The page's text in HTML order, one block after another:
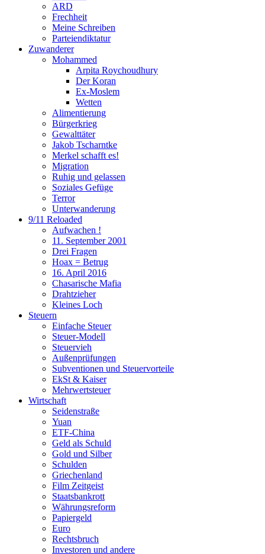
ARD
Frechheit
Meine Schreiben
Parteiendiktatur
Zuwanderer
Mohammed
Arpita Roychoudhury
Der Koran
Ex-Moslem
Wetten
Alimentierung
Bürgerkrieg
Gewalttäter
Jakob Tscharntke
Merkel schafft es!
Migration
Ruhig und gelassen
Soziales Gefüge
Terror
Unterwanderung
9/11 Reloaded
Aufwachen !
11. September 2001
Drei Fragen
Hoax = Betrug
16. April 2016
Chasarische Mafia
Drahtzieher
Kleines Loch
Steuern
Einfache Steuer
Steuer-Modell
Steuervieh
Außenprüfungen
Subventionen und Steuervorteile
EkSt & Kaiser
Mehrwertsteuer
Wirtschaft
Seidenstraße
Yuan
ETF-China
Geld als Schuld
Gold und Silber
Schulden
Griechenland
Film Zeitgeist
Staatsbankrott
Währungsreform
Papiergeld
Euro
Rechtsbruch
Investoren und andere